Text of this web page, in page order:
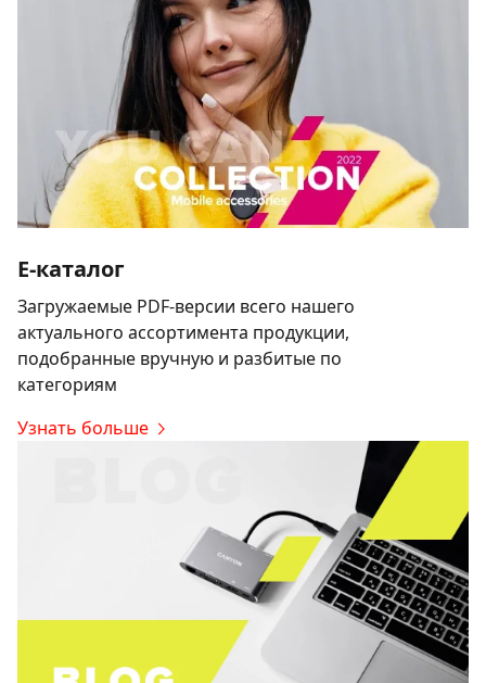
E-каталог
Загружаемые PDF-версии всего нашего
актуального ассортимента продукции,
подобранные вручную и разбитые по
категориям
Узнать больше